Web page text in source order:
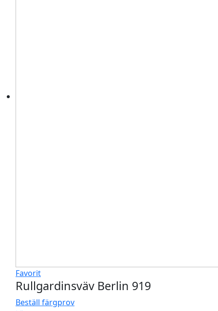
Favorit
Rullgardinsväv Berlin 919
Beställ färgprov